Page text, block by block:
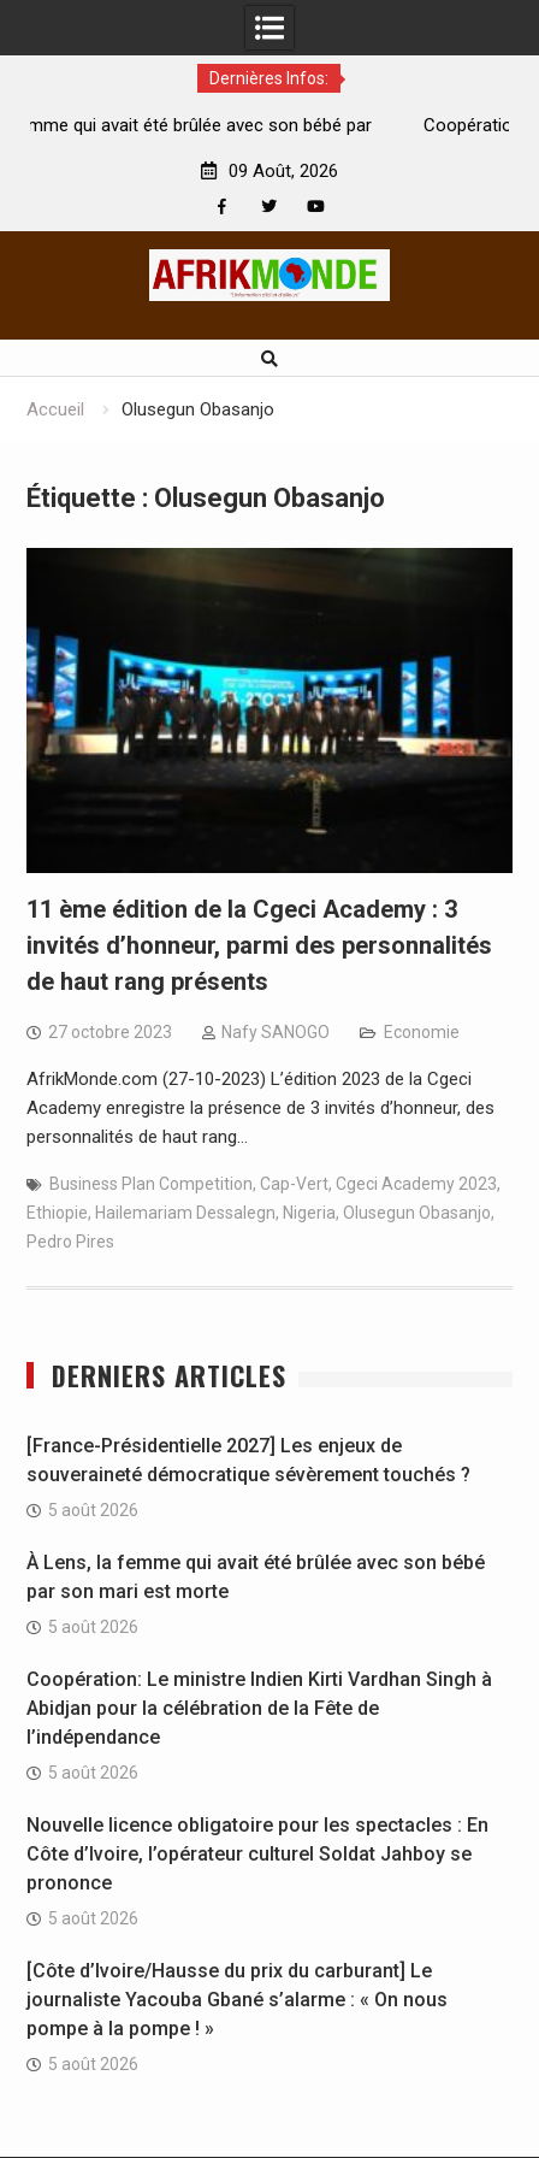
Dernières Infos:
brûlée avec son bébé par
Coopération: Le ministre Indien
09 Août, 2026
Accueil Olusegun Obasanjo
Étiquette : Olusegun Obasanjo
11 ème édition de la Cgeci Academy : 3
invités d’honneur, parmi des personnalités
de haut rang présents
27 octobre 2023 Nafy SANOGO Economie
AfrikMonde.com (27-10-2023) L’édition 2023 de la Cgeci
Academy enregistre la présence de 3 invités d’honneur, des
personnalités de haut rang…
Business Plan Competition, Cap-Vert, Cgeci Academy 2023,
Ethiopie, Hailemariam Dessalegn, Nigeria, Olusegun Obasanjo,
Pedro Pires
DERNIERS ARTICLES
[France-Présidentielle 2027] Les enjeux de
souveraineté démocratique sévèrement touchés ?
5 août 2026
À Lens, la femme qui avait été brûlée avec son bébé
par son mari est morte
5 août 2026
Coopération: Le ministre Indien Kirti Vardhan Singh à
Abidjan pour la célébration de la Fête de
l’indépendance
5 août 2026
Nouvelle licence obligatoire pour les spectacles : En
Côte d’Ivoire, l’opérateur culturel Soldat Jahboy se
prononce
5 août 2026
[Côte d’Ivoire/Hausse du prix du carburant] Le
journaliste Yacouba Gbané s’alarme : « On nous
pompe à la pompe ! »
5 août 2026